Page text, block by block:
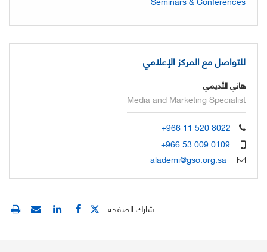
للتواصل مع المركز الإعلامي
هاني الأديمي
Media and Marketing Specialist
+966 11 520 8022
+966 53 009 0109
alademi@gso.org.sa
شارك الصفحة